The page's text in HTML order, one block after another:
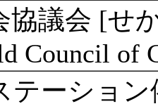
協議会 [せ
Council of
テーショ